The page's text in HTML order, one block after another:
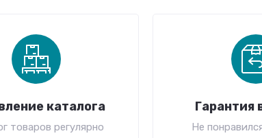
каталога
товаров регулярно
Гарантия
Не